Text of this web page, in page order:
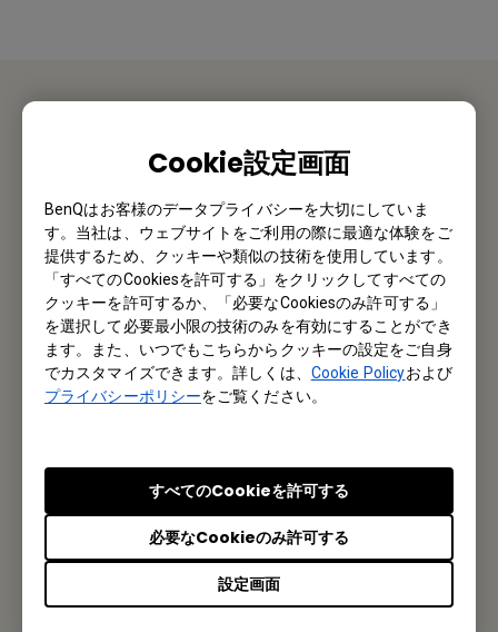
Cookie設定画面
BenQはお客様のデータプライバシーを大切にしていま
す。当社は、ウェブサイトをご利用の際に最適な体験をご
提供するため、クッキーや類似の技術を使用しています。
「すべてのCookiesを許可する」をクリックしてすべての
クッキーを許可するか、「必要なCookiesのみ許可する」
を選択して必要最小限の技術のみを有効にすることができ
ます。また、いつでもこちらからクッキーの設定をご自身
でカスタマイズできます。詳しくは、 Cookie Policyおよび
プライバシーポリシーをご覧ください。
設定画面
必要なCookieのみ許可する
すべてのCookieを許可する
お問い合わせ
メルマガ登録
製品情報や活用事例、特典情報などを配信中です。
登録する
オフィス所在地